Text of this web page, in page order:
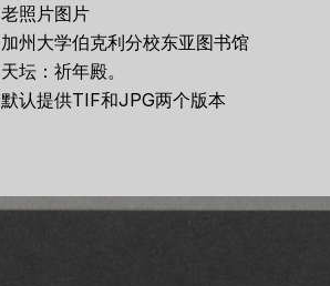
老照片图片
加州大学伯克利分校东亚图书馆
天坛：祈年殿。
默认提供TIF和JPG两个版本